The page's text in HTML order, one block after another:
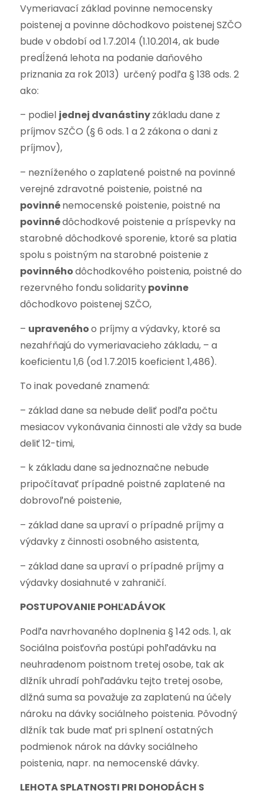
Vymeriavací základ povinne nemocensky
poistenej a povinne dôchodkovo poistenej SZČO
bude v období od 1.7.2014 (1.10.2014, ak bude
predĺžená lehota na podanie daňového
priznania za rok 2013) určený podľa § 138 ods. 2
ako:
– podiel jednej dvanástinyzákladu dane z
príjmov SZČO (§ 6 ods. 1 a 2 zákona o dani z
príjmov),
– nezníženého o zaplatené poistné na povinné
verejné zdravotné poistenie, poistné na
povinnénemocenské poistenie, poistné na
povinnédôchodkové poistenie a príspevky na
starobné dôchodkové sporenie, ktoré sa platia
spolu s poistným na starobné poistenie z
povinnéhodôchodkového poistenia, poistné do
rezervného fondu solidaritypovinne
dôchodkovo poistenej SZČO,
– upravenéhoo príjmy a výdavky, ktoré sa
nezahŕňajú do vymeriavacieho základu, – a
koeficientu 1,6 (od 1.7.2015 koeficient 1,486).
To inak povedané znamená:
– základ dane sa nebude deliť podľa počtu
mesiacov vykonávania činnosti ale vždy sa bude
deliť 12-timi,
– k základu dane sa jednoznačne nebude
pripočítavať prípadné poistné zaplatené na
dobrovoľné poistenie,
– základ dane sa upraví o prípadné príjmy a
výdavky z činnosti osobného asistenta,
– základ dane sa upraví o prípadné príjmy a
výdavky dosiahnuté v zahraničí.
POSTUPOVANIE POHĽADÁVOK
Podľa navrhovaného doplnenia § 142 ods. 1, ak
Sociálna poisťovňa postúpi pohľadávku na
neuhradenom poistnom tretej osobe, tak ak
dlžník uhradí pohľadávku tejto tretej osobe,
dlžná suma sa považuje za zaplatenú na účely
nároku na dávky sociálneho poistenia. Pôvodný
dlžník tak bude mať pri splnení ostatných
podmienok nárok na dávky sociálneho
poistenia, napr. na nemocenské dávky.
LEHOTA SPLATNOSTI PRI DOHODÁCH S